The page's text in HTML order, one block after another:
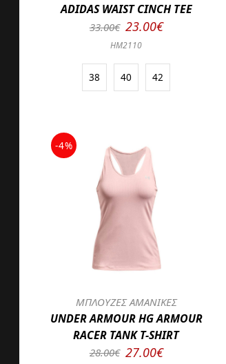
ADIDAS WAIST CINCH TEE
33.00€ 23.00€
HM2110
38 40 42
-4%
ΜΠΛΟΥΖΕΣ ΑΜΑΝΙΚΕΣ
UNDER ARMOUR HG ARMOUR
RACER TANK T-SHIRT
28.00€ 27.00€